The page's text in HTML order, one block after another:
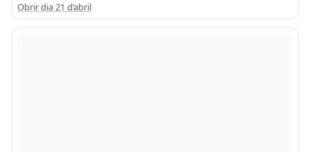
Obrir dia 21 d’abril